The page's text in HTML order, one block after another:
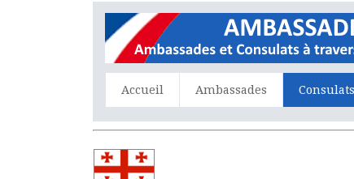
Accueil Ambassades Consulats